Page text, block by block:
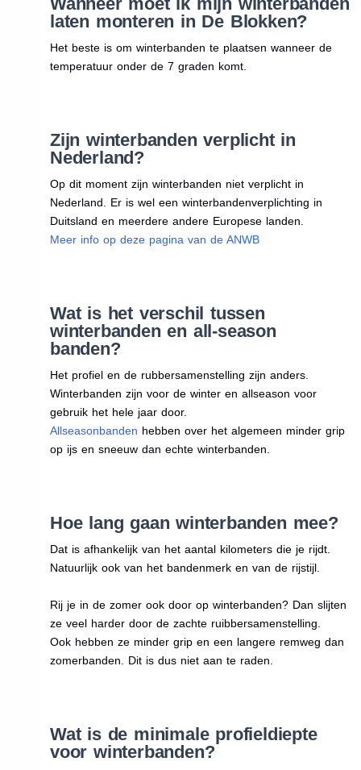
laten monteren in De Blokken?
Het beste is om winterbanden te plaatsen wanneer de
temperatuur onder de 7 graden komt.
Zijn winterbanden verplicht in
Nederland?
Op dit moment zijn winterbanden niet verplicht in
Nederland. Er is wel een winterbandenverplichting in
Duitsland en meerdere andere Europese landen.
Meer info op deze pagina van de ANWB
Wat is het verschil tussen
winterbanden en all-season
banden?
Het profiel en de rubbersamenstelling zijn anders.
Winterbanden zijn voor de winter en allseason voor
gebruik het hele jaar door.
Allseasonbanden hebben over het algemeen minder grip
op ijs en sneeuw dan echte winterbanden.
Hoe lang gaan winterbanden mee?
Dat is afhankelijk van het aantal kilometers die je rijdt.
Natuurlijk ook van het bandenmerk en van de rijstijl.
Rij je in de zomer ook door op winterbanden? Dan slijten
ze veel harder door de zachte ruibbersamenstelling.
Ook hebben ze minder grip en een langere remweg dan
zomerbanden. Dit is dus niet aan te raden.
Wat is de minimale profieldiepte
voor winterbanden?